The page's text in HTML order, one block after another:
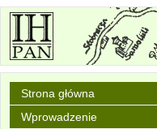
Strona główna
Wprowadzenie